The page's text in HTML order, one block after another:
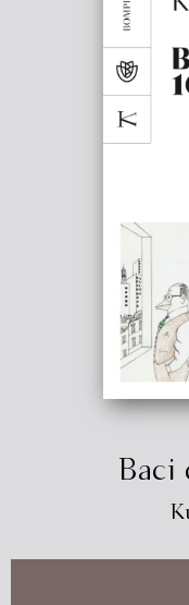
Baci